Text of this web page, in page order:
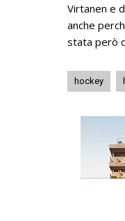
Virtanen e
anche
stata però
hockey